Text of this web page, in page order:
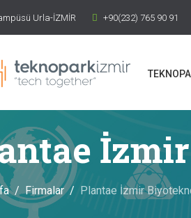
Urla-İZMİR +90(232) 765 90 91
Firmalar Plantae İzmir